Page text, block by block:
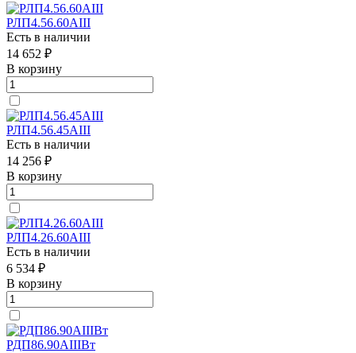
РЛП4.56.60АIII
Есть в наличии
14 652 ₽
В корзину
РЛП4.56.45АIII
Есть в наличии
14 256 ₽
В корзину
РЛП4.26.60АIII
Есть в наличии
6 534 ₽
В корзину
РДП86.90АIIIВт